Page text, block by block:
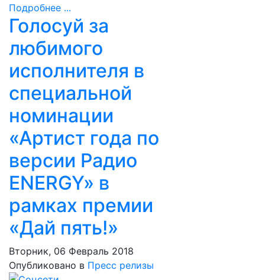
Подробнее ...
Голосуй за
любимого
исполнителя в
специальной
номинации
«Артист года по
версии Радио
ENERGY» в
рамках премии
«Дай пять!»
Вторник, 06 Февраль 2018
Опубликовано в Пресс релизы